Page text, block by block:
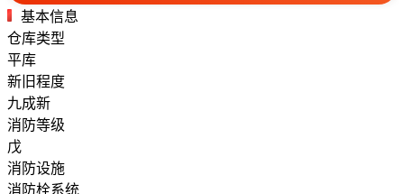
基本信息
仓库类型
平库
新旧程度
九成新
消防等级
戊
消防设施
消防栓系统